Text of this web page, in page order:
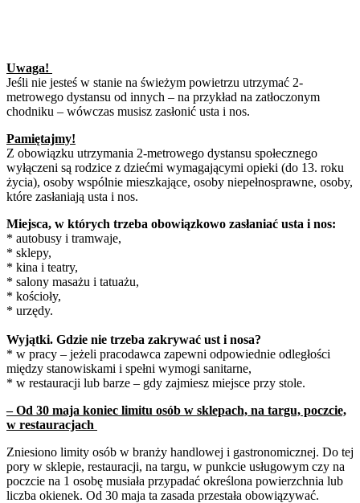
Uwaga!
Jeśli nie jesteś w stanie na świeżym powietrzu utrzymać 2-
metrowego dystansu od innych – na przykład na zatłoczonym
chodniku – wówczas musisz zasłonić usta i nos.
Pamiętajmy!
Z obowiązku utrzymania 2-metrowego dystansu społecznego
wyłączeni są rodzice z dziećmi wymagającymi opieki (do 13. roku
życia), osoby wspólnie mieszkające, osoby niepełnosprawne, osoby,
które zasłaniają usta i nos.
Miejsca, w których trzeba obowiązkowo zasłaniać usta i nos:
* autobusy i tramwaje,
* sklepy,
* kina i teatry,
* salony masażu i tatuażu,
* kościoły,
* urzędy.
Wyjątki. Gdzie nie trzeba zakrywać ust i nosa?
* w pracy – jeżeli pracodawca zapewni odpowiednie odległości
między stanowiskami i spełni wymogi sanitarne,
* w restauracji lub barze – gdy zajmiesz miejsce przy stole.
– Od 30 maja koniec limitu osób w sklepach, na targu, poczcie,
w restauracjach
Zniesiono limity osób w branży handlowej i gastronomicznej. Do tej
pory w sklepie, restauracji, na targu, w punkcie usługowym czy na
poczcie na 1 osobę musiała przypadać określona powierzchnia lub
liczba okienek. Od 30 maja ta zasada przestała obowiązywać.